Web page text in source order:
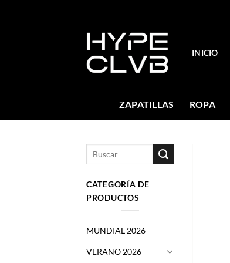
INICIO
ZAPATILLAS ROPA
CATEGORÍA DE
PRODUCTOS
MUNDIAL 2026
VERANO 2026